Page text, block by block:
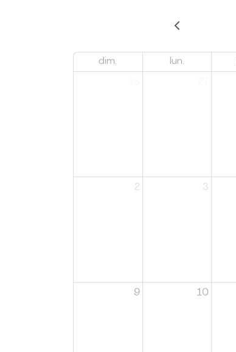
dim. lun.
2 3
9 10